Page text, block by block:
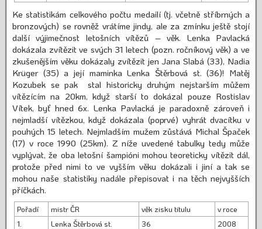
Ke statistikám celkového počtu medailí (tj. včetně stříbrných a
bronzových) se rovněž vrátíme jindy, ale za zmínku ještě stojí
další výjimečnost letošních vítězů – věk. Lenka Pavlacká
dokázala zvítězit ve svých 31 letech (pozn. ročníkový věk) a ve
zkušenějším věku dokázaly zvítězit jen Jana Slabá (33), Nadia
Krüger (35) a její maminka Lenka Štěrbová st. (36)! Matěj
Kozubek se pak stal historicky druhým nejstarším můžem
vítězícím na 20km, když starší to dokázal pouze Rostislav
Vítek, byť hned 6x. Lenka Pavlacká je paradoxně zároveň i
nejmladší vítězkou, když dokázala (poprvé) vyhrát dvacítku v
pouhých 15 letech. Nejmladším mužem zůstává Michal Špaček
(17) v roce 1990 (25km). Z níže uvedené tabulky tedy může
vyplývat, že oba letošní šampióni mohou teoreticky vítězit dál,
protože před nimi to ve vyšším věku dokázali i jiní a tak se
mohou naše statistiky nadále přepisovat i na těch nejvyšších
příčkách.
Pořadí mistr ČR věk zisku titulu
v roce
1.
Lenka Štěrbová st. 36 2008